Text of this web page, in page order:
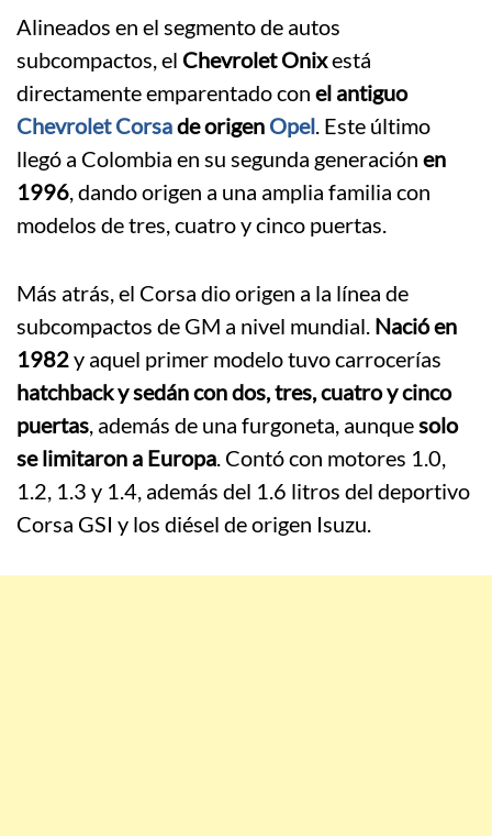
Alineados en el segmento de autos
subcompactos, el Chevrolet Onixestá
directamente emparentado con el antiguo
Chevrolet Corsade origen Opel. Este último
llegó a Colombia en su segunda generación en
1996, dando origen a una amplia familia con
modelos de tres, cuatro y cinco puertas.
Más atrás, el Corsa dio origen a la línea de
subcompactos de GM a nivel mundial. Nació en
1982y aquel primer modelo tuvo carrocerías
hatchback y sedán con dos, tres, cuatro y cinco
puertas, además de una furgoneta, aunquesolo
se limitaron a Europa. Contó con motores 1.0,
1.2, 1.3 y 1.4, además del 1.6 litros del deportivo
Corsa GSI y los diésel de origen Isuzu.